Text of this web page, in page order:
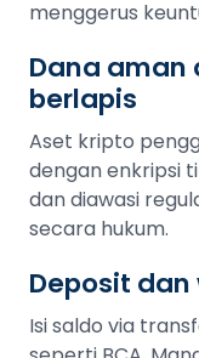
menggerus
Dana aman
berlapis
Aset kripto
dengan enkripsi
dan diawasi
secara hukum.
Deposit
Isi saldo via